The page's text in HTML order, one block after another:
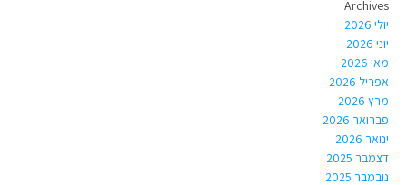
Archives
יולי 2026
יוני 2026
מאי 2026
אפריל 2026
מרץ 2026
פברואר 2026
ינואר 2026
דצמבר 2025
נובמבר 2025